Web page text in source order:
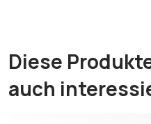
Diese
auch